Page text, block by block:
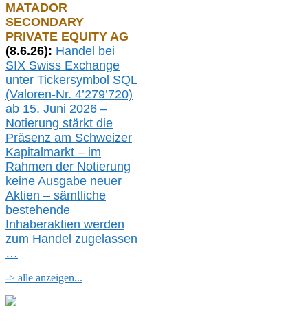
MATADOR
SECONDARY
PRIVATE EQUITY AG
(8.6.26): Handel bei
SIX Swiss Exchange
unter Tickersymbol SQL
(Valoren-Nr. 4’279’720)
ab 15. Juni 2026 –
Notierung stärkt die
Präsenz am Schweizer
Kapitalmarkt – im
Rahmen der Notierung
keine Ausgabe neuer
Aktien – sämtliche
bestehende
Inhaberaktien werden
zum Handel zugelassen
…
-> alle anzeigen...